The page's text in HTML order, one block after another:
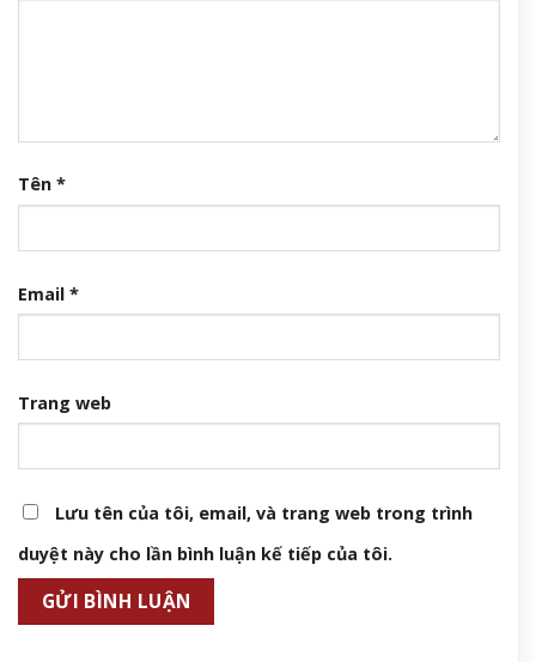
Tên *
Email *
Trang web
Lưu tên của tôi, email, và trang web trong trình
duyệt này cho lần bình luận kế tiếp của tôi.